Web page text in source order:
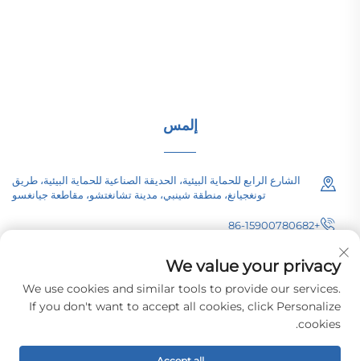
إلمس
الشارع الرابع للحماية البيئية، الحديقة الصناعية للحماية البيئية، طريق
تونغجيانغ، منطقة شينبي، مدينة تشانغتشو، مقاطعة جيانغسو
+86-15900780682
[email protected]
المحدودة. جميع الحقوق محفوظة.سياسة الخصوصية
We value your privacy
We use cookies and similar tools to provide our services.
If you don't want to accept all cookies, click Personalize
cookies.